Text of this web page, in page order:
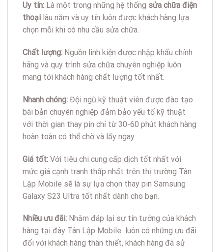
Uy tín: Là một trong những hệ thống sửa chữa điện
thoại lâu năm và uy tín luôn được khách hàng lựa
chọn mỗi khi có nhu cầu sửa chữa.
Chất lượng: Nguồn linh kiện được nhập khẩu chính
hãng và quy trình sửa chữa chuyên nghiệp luôn
mang tới khách hàng chất lượng tốt nhất.
Nhanh chóng: Đội ngũ kỹ thuật viên được đào tạo
bài bản chuyên nghiệp đảm bảo yếu tố kỹ thuật
với thời gian thay pin chỉ từ 30-60 phút khách hàng
hoàn toàn có thể chờ và lấy ngay.
Giá tốt: Với tiêu chi cung cấp dịch tốt nhất với
mức giá cạnh tranh thấp nhất trên thị trường Tân
Lập Mobile sẽ là sự lựa chọn thay pin Samsung
Galaxy S23 Ultra tốt nhất dành cho bạn.
Nhiều ưu đãi: Nhằm đáp lại sự tin tưởng của khách
hàng tại đây Tân Lập Mobile luôn có những ưu đãi
đối với khách hàng thân thiết, khách hàng đã sử